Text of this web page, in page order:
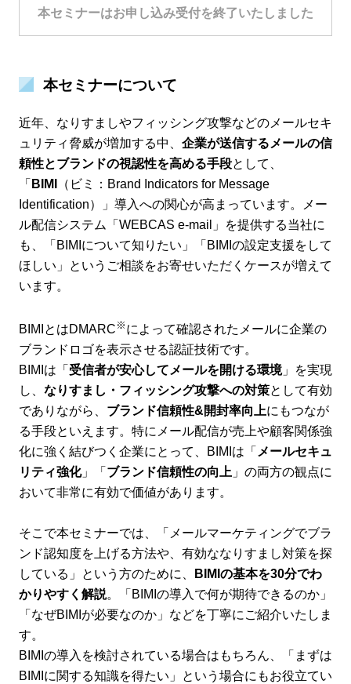
本セミナーはお申し込み受付を終了いたしました
本セミナーについて
近年、なりすましやフィッシング攻撃などのメールセキ
ュリティ脅威が増加する中、 企業が送信するメールの信
頼性とブランドの視認性を高める手段として、
「 BIMI
（ビミ：Brand Indicators for Message
Identification）」導入への関心が高まっています。メー
ル配信システム「WEBCAS e-mail」を提供する当社に
も、「BIMIについて知りたい」「BIMIの設定支援をして
ほしい」というご相談をお寄せいただくケースが増えて
います。
BIMIとはDMARC ※ によって確認されたメールに企業の
ブランドロゴを表示させる認証技術です。
BIMIは「 受信者が安心してメールを開ける環境」を実現
し、 なりすまし・フィッシング攻撃への対策として有効
でありながら、 ブランド信頼性&開封率向上にもつなが
る手段といえます。特にメール配信が売上や顧客関係強
化に強く結びつく企業にとって、BIMIは「 メールセキュ
リティ強化」「 ブランド信頼性の向上 」の両方の観点に
おいて非常に有効で価値があります。
そこで本セミナーでは、「メールマーケティングでブラ
ンド認知度を上げる方法や、有効ななりすまし対策を探
している」という方のために、
BIMIの基本を30分でわ
かりやすく解説。「BIMIの導入で何が期待できるのか」
「なぜBIMIが必要なのか」などを丁寧にご紹介いたしま
す。
BIMIの導入を検討されている場合はもちろん、「まずは
BIMIに関する知識を得たい」という場合にもお役立てい